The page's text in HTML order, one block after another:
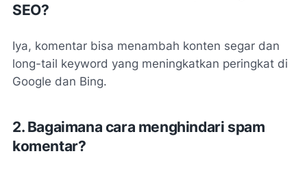
SEO?
Iya, komentar bisa menambah konten segar dan
long-tail keyword yang meningkatkan peringkat di
Google dan Bing.
2. Bagaimana cara menghindari spam
komentar?